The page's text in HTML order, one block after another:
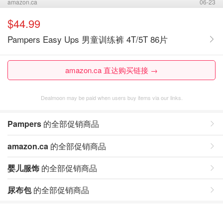
amazon.ca 06-23
$44.99
Pampers Easy Ups 男童训练裤 4T/5T 86片
amazon.ca 直达购买链接 →
Dealmoon may be paid when users buy items via our links.
Pampers 的全部促销商品
amazon.ca 的全部促销商品
婴儿服饰 的全部促销商品
尿布包的全部促销商品